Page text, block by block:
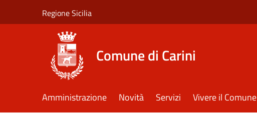
Regione Sicilia
Comune di Carini
Amministrazione Novità Servizi Vivere il Comune